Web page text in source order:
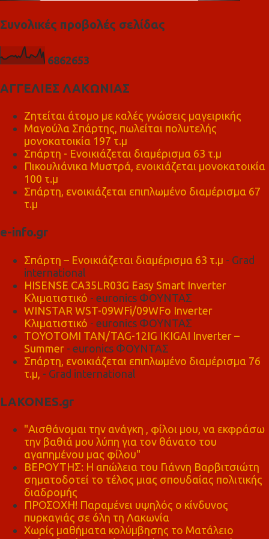
Συνολικές προβολές σελίδας
6862653
ΑΓΓΕΛΙΕΣ ΛΑΚΩΝΙΑΣ
Ζητείται άτομο με καλές γνώσεις μαγειρικής
Μαγούλα Σπάρτης, πωλείται πολυτελής
μονοκατοικία 197 τ.μ
Σπάρτη - Ενοικιάζεται διαμέρισμα 63 τ.μ
Πικουλιάνικα Μυστρά, ενοικιάζεται μονοκατοικία
100 τ.μ
Σπάρτη, ενοικιάζεται επιπλωμένο διαμέρισμα 67
τ.μ
e-info.gr
Σπάρτη – Ενοικιάζεται διαμέρισμα 63 τ.μ - Grad
international
HISENSE CA35LR03G Easy Smart Inverter
Κλιματιστικό - euronics ΦΟΥΝΤΑΣ
WINSTAR WST-09WFi/09WFo Inverter
Κλιματιστικό - euronics ΦΟΥΝΤΑΣ
TOYOTOMI TAN/TAG-12IG IKIGAI Inverter –
Summer - euronics ΦΟΥΝΤΑΣ
Σπάρτη, ενοικιάζεται επιπλωμένο διαμέρισμα 76
τ.μ, - Grad international
LAKONES.gr
"Αισθάνομαι την ανάγκη , φίλοι μου, να εκφράσω
την βαθιά μου λύπη για τον θάνατο του
αγαπημένου μας φίλου"
ΒΕΡΟΥΤΗΣ: Η απώλεια του Γιάννη Βαρβιτσιώτη
σηματοδοτεί το τέλος μιας σπουδαίας πολιτικής
διαδρομής
ΠΡΟΣΟΧΗ! Παραμένει υψηλός ο κίνδυνος
πυρκαγιάς σε όλη τη Λακωνία
Χωρίς μαθήματα κολύμβησης το Ματάλειο